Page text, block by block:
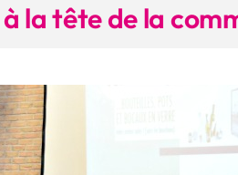
la tête de la